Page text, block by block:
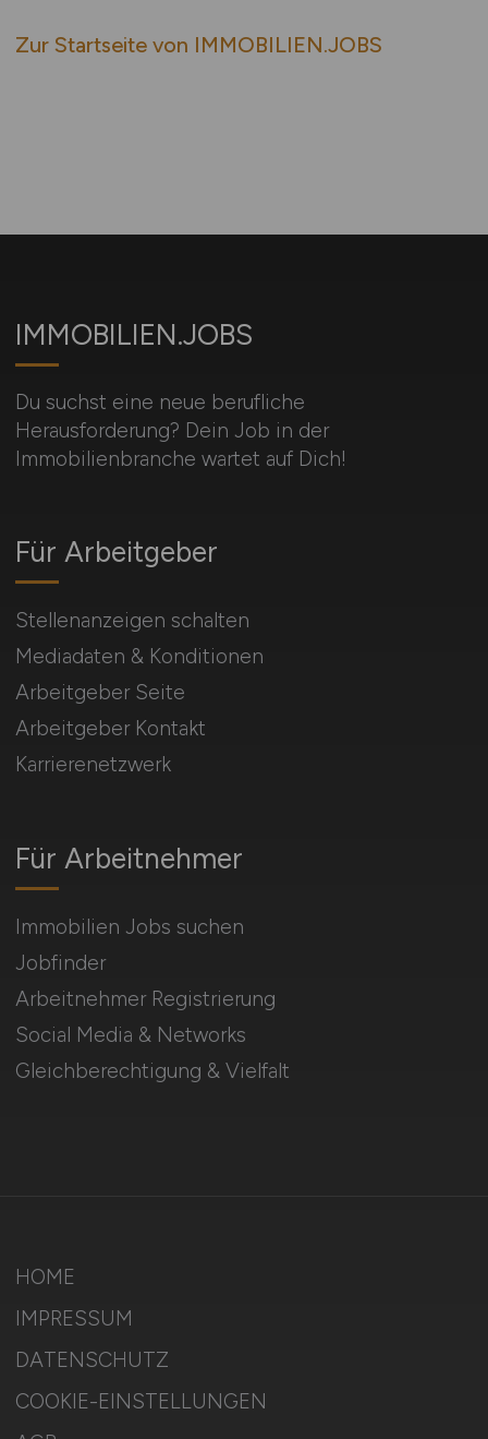
Zur Startseite von IMMOBILIEN.JOBS
IMMOBILIEN.JOBS
Du suchst eine neue berufliche
Herausforderung? Dein Job in der
Immobilienbranche wartet auf Dich!
Für Arbeitnehmer
Immobilien Jobs suchen
Jobfinder
Arbeitnehmer Registrierung
Social Media & Networks
Gleichberechtigung & Vielfalt
Für Arbeitgeber
Stellenanzeigen schalten
Mediadaten & Konditionen
Arbeitgeber Seite
Arbeitgeber Kontakt
Karrierenetzwerk
HOME
IMPRESSUM
DATENSCHUTZ
COOKIE-EINSTELLUNGEN